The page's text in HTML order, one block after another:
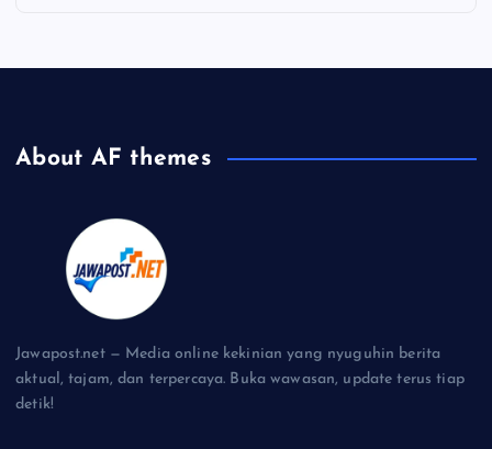
About AF themes
Jawapost.net — Media online kekinian yang nyuguhin berita
aktual, tajam, dan terpercaya. Buka wawasan, update terus tiap
detik!